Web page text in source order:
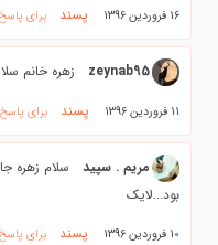
16 فروردین 1396 پسند برای
zeynab95 زهره خانم
11 فروردین 1396 پسند برای
مریم . سپید
سلام زهره
بود...لایک
10 فروردین 1396 پسند برای